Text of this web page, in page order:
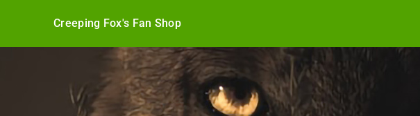
Creeping Fox's Fan Shop